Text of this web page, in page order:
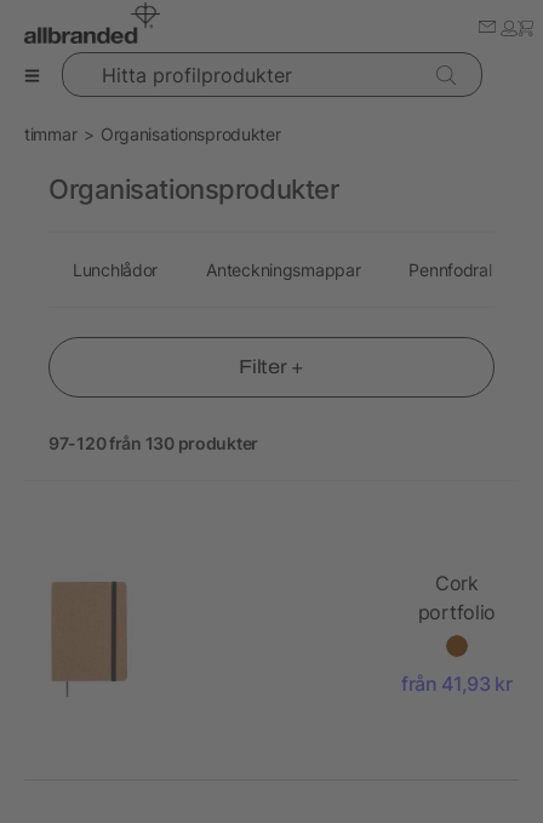
Hitta profilprodukter
timmar Organisationsprodukter
Filter +
97-120 från 130 produkter
Cork
portfolio
A5
från 41,93 kr
Organisationsprodukter
Lunchlådor Anteckningsmappar Pennfodral